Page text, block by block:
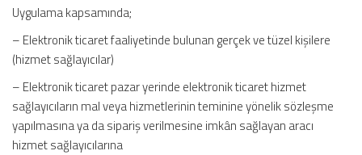
Uygulama kapsamında;
– Elektronik ticaret faaliyetinde bulunan gerçek ve tüzel kişilere
(hizmet sağlayıcılar)
– Elektronik ticaret pazar yerinde elektronik ticaret hizmet
sağlayıcıların mal veya hizmetlerinin teminine yönelik sözleşme
yapılmasına ya da sipariş verilmesine imkân sağlayan aracı
hizmet sağlayıcılarına